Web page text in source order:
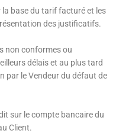
la base du tarif facturé et les
des justificatifs.
non conformes ou
délais et au plus tard
par le Vendeur du défaut de
sur le compte bancaire du
Client.